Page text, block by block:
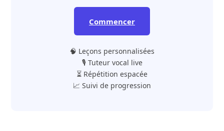
Commencer
🧠 Leçons personnalisées
🎙️ Tuteur vocal live
⏳ Répétition espacée
📈 Suivi de progression